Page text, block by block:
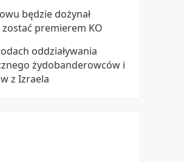
będzie dożynał
premierem KO
oddziaływania
żydobanderowców i
z Izraela